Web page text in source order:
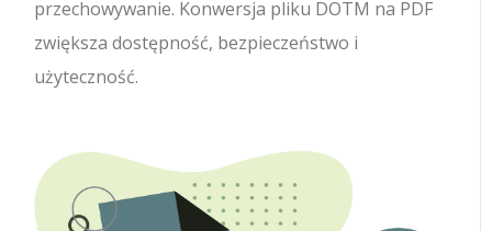
przechowywanie. Konwersja pliku DOTM na PDF
zwiększa dostępność, bezpieczeństwo i
użyteczność.